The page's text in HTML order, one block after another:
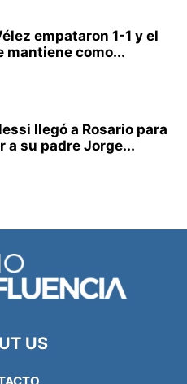
empataron 1-1 y el
mantiene como...
llegó a Rosario para
a su padre Jorge...
US